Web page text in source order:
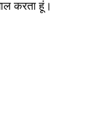
करता हूं।